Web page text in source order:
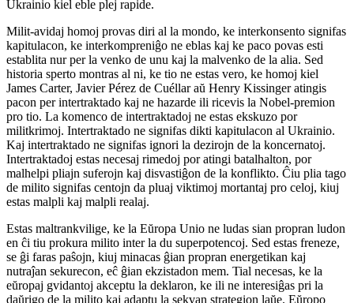
Ukrainio kiel eble plej rapide.
Milit-avidaj homoj provas diri al la mondo, ke interkonsento signifas
kapitulacon, ke interkompreniĝo ne eblas kaj ke paco povas esti
establita nur per la venko de unu kaj la malvenko de la alia. Sed
historia sperto montras al ni, ke tio ne estas vero, ke homoj kiel
James Carter, Javier Pérez de Cuéllar aŭ Henry Kissinger atingis
pacon per intertraktado kaj ne hazarde ili ricevis la Nobel-premion
pro tio. La komenco de intertraktadoj ne estas ekskuzo por
militkrimoj. Intertraktado ne signifas dikti kapitulacon al Ukrainio.
Kaj intertraktado ne signifas ignori la dezirojn de la koncernatoj.
Intertraktadoj estas necesaj rimedoj por atingi batalhalton, por
malhelpi pliajn suferojn kaj disvastiĝon de la konflikto. Ĉiu plia tago
de milito signifas centojn da pluaj viktimoj mortantaj pro celoj, kiuj
estas malpli kaj malpli realaj.
Estas maltrankvilige, ke la Eŭropa Unio ne ludas sian propran ludon
en ĉi tiu prokura milito inter la du superpotencoj. Sed estas freneze,
se ĝi faras paŝojn, kiuj minacas ĝian propran energetikan kaj
nutraĵan sekurecon, eĉ ĝian ekzistadon mem. Tial necesas, ke la
eŭropaj gvidantoj akceptu la deklaron, ke ili ne interesiĝas pri la
daŭrigo de la milito kaj adaptu la sekvan strategion laŭe. Eŭropo